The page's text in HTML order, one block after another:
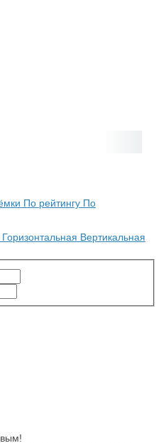
По рейтингу По
Горизонтальная Вертикальная